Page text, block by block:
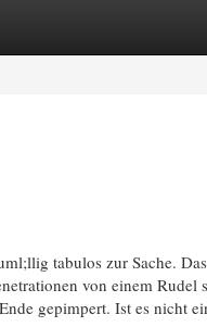
tabulos zur Sache.
von einem
gepimpert. Ist es nicht